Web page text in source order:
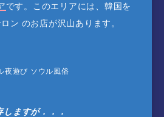
です。このエリアには、韓国を
ン のお店が沢山あります。
夜遊び ソウル風俗
ますが．．．